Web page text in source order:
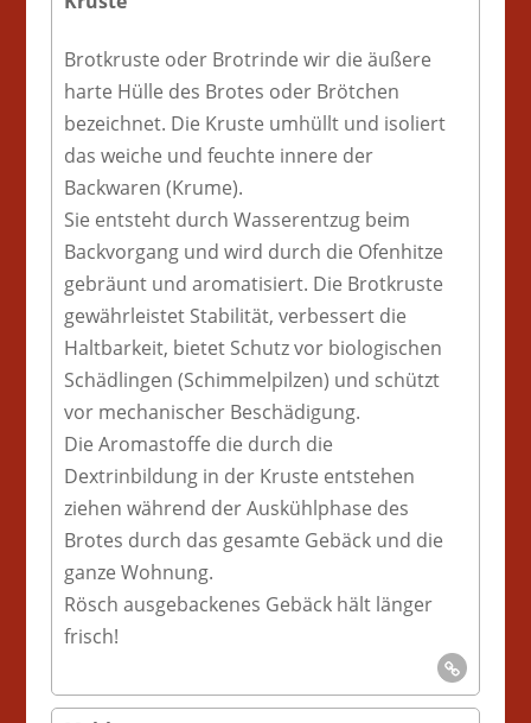
Brotkruste oder Brotrinde wir die äußere
harte Hülle des Brotes oder Brötchen
bezeichnet. Die Kruste umhüllt und isoliert
das weiche und feuchte innere der
Backwaren (Krume).
Sie entsteht durch Wasserentzug beim
Backvorgang und wird durch die Ofenhitze
gebräunt und aromatisiert. Die Brotkruste
gewährleistet Stabilität, verbessert die
Haltbarkeit, bietet Schutz vor biologischen
Schädlingen (Schimmelpilzen) und schützt
vor mechanischer Beschädigung.
Die Aromastoffe die durch die
Dextrinbildung in der Kruste entstehen
ziehen während der Auskühlphase des
Brotes durch das gesamte Gebäck und die
ganze Wohnung.
Rösch ausgebackenes Gebäck hält länger
frisch!